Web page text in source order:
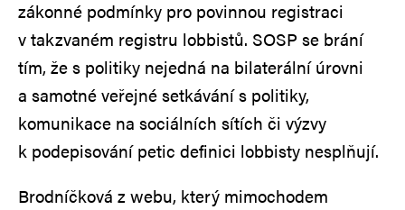
zákonné podmínky pro povinnou registraci
v takzvaném registru lobbistů. SOSP se brání
tím, že s politiky nejedná na bilaterální úrovni
a samotné veřejné setkávání s politiky,
komunikace na sociálních sítích či výzvy
k podepisování petic definici lobbisty nesplňují.
Brodníčková z webu, který mimochodem